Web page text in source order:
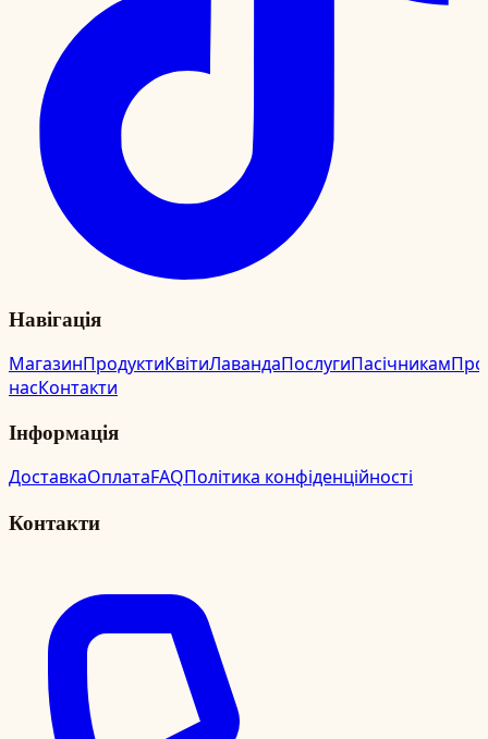
Навігація
МагазинПродуктиКвітиЛавандаПослугиПасічникамПро
насКонтакти
Інформація
ДоставкаОплатаFAQПолітика конфіденційності
Контакти